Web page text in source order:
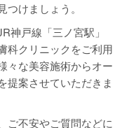
けましょう。
神戸線「三ノ宮駅」
科クリニックをご利用
々な美容施術からオー
提案させていただきま
ご不安やご質問などに